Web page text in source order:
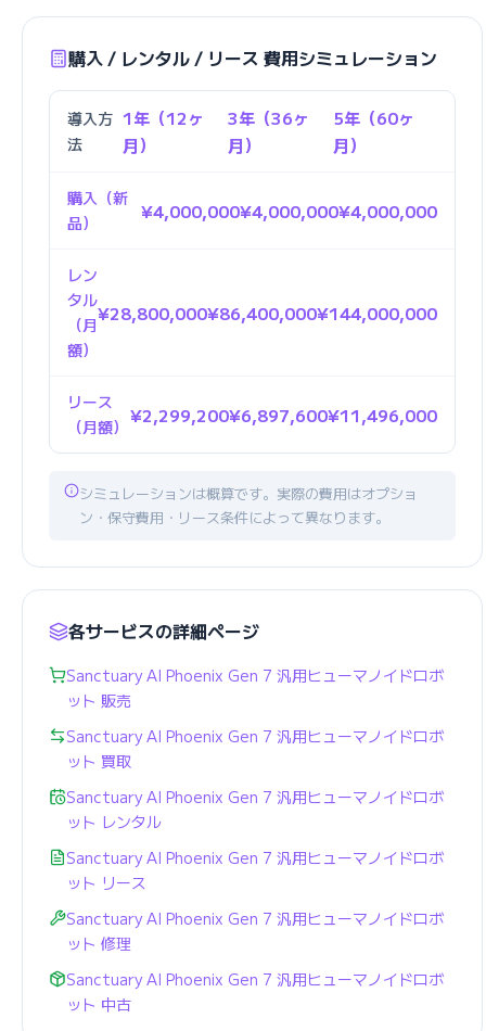
購入 / レンタル / リース 費用シミュレーション
導入方
法
1年（12ヶ
月）
3年（36ヶ
月）
5年（60ヶ
月）
購入（新
品）
¥4,000,000¥4,000,000¥4,000,000
レン
タル
（月
額）
¥28,800,000¥86,400,000¥144,000,000
リース
（月額）
¥2,299,200¥6,897,600¥11,496,000
シミュレーションは概算です。実際の費用はオプショ
ン・保守費用・リース条件によって異なります。
各サービスの詳細ページ
Sanctuary AI Phoenix Gen 7 汎用ヒューマノイドロボ
ット 販売
Sanctuary AI Phoenix Gen 7 汎用ヒューマノイドロボ
ット 買取
Sanctuary AI Phoenix Gen 7 汎用ヒューマノイドロボ
ット レンタル
Sanctuary AI Phoenix Gen 7 汎用ヒューマノイドロボ
ット リース
Sanctuary AI Phoenix Gen 7 汎用ヒューマノイドロボ
ット 修理
Sanctuary AI Phoenix Gen 7 汎用ヒューマノイドロボ
ット 中古